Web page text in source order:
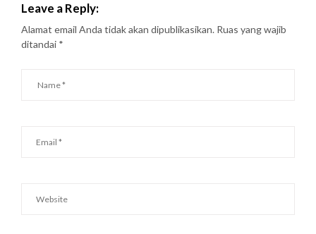
Leave a Reply:
Alamat email Anda tidak akan dipublikasikan. Ruas yang wajib
ditandai *